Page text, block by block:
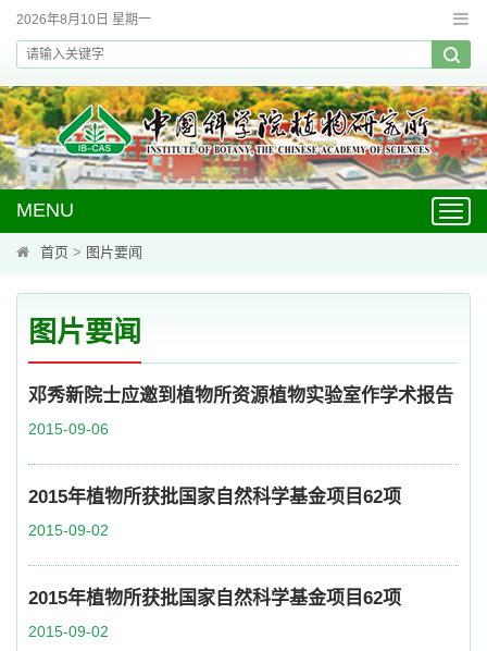
2026年8月10日 星期一
MENU
首页 > 图片要闻
图片要闻
邓秀新院士应邀到植物所资源植物实验室作学术报告
2015-09-06
2015年植物所获批国家自然科学基金项目62项
2015-09-02
2015年植物所获批国家自然科学基金项目62项
2015-09-02